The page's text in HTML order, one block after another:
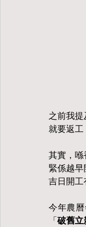
之前我
就要返
其實，
緊係越
吉日開
今年農
「破舊立